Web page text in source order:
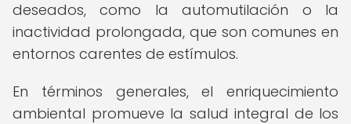
deseados, como la automutilación o la
inactividad prolongada, que son comunes en
entornos carentes de estímulos.
En términos generales, el enriquecimiento
ambiental promueve la salud integral de los